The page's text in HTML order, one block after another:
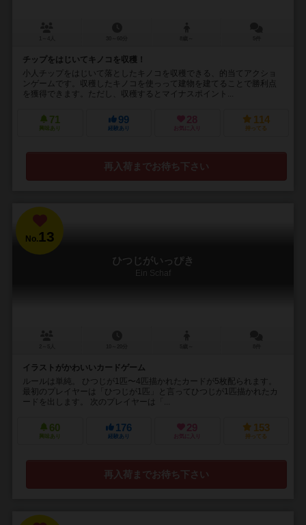
チップをはじいてキノコを収穫！
小人チップをはじいて落としたキノコを収穫できる、的当てアクショ
ンゲームです。収穫したキノコを使っって建物を建てることで勝利点
を獲得できます。ただし、収穫するとマイナスポイント...
71
興味あり
99
経験あり
28
お気に入り
114
持ってる
再入荷までお待ち下さい
No.13
ひつじがいっぴき
Ein Schaf
イラストがかわいいカードゲーム
ルールは単純。 ひつじが1匹〜4匹描かれたカードが5枚配られます。
最初のプレイヤーは「ひつじが1匹」と言ってひつじが1匹描かれたカ
ードを出します。 次のプレイヤーは「...
60
興味あり
176
経験あり
29
お気に入り
153
持ってる
再入荷までお待ち下さい